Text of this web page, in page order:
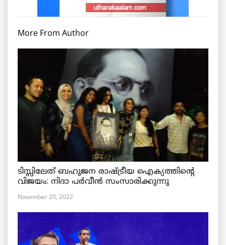
More From Author
ടിസ്സിലേത് ബഹുജന രാഷ്ട്രീയ ഐക്യത്തിന്റെ
വിജയം: നിദാ പർവീൻ സംസാരിക്കുന്നു
November 20, 2022